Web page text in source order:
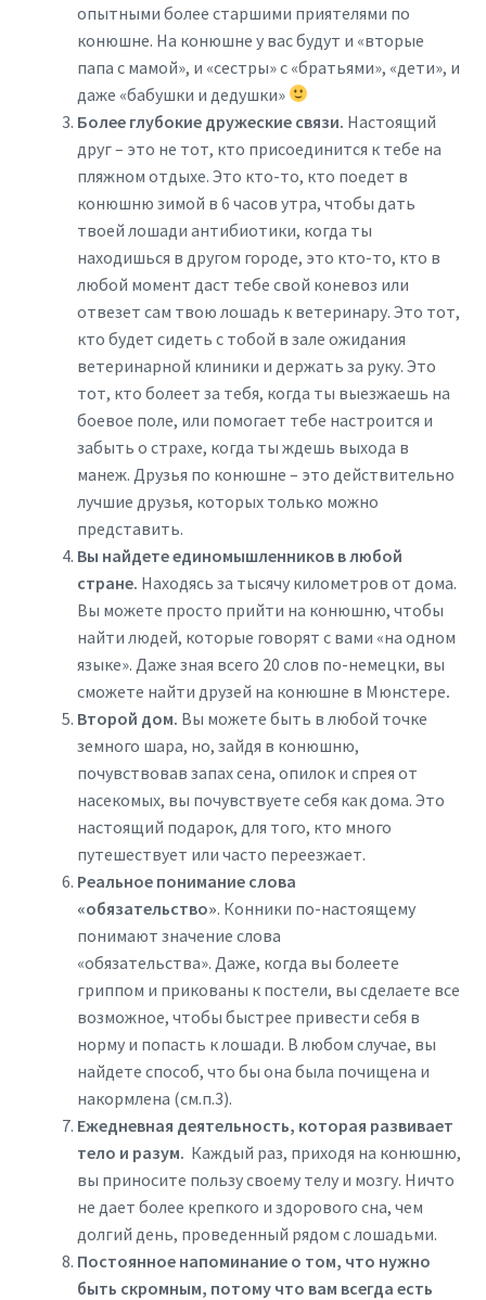
опытными более старшими приятелями по
конюшне. На конюшне у вас будут и «вторые
папа с мамой», и «сестры» с «братьями», «дети», и
даже «бабушки и дедушки»
Более глубокие дружеские связи. Настоящий
друг – это не тот, кто присоединится к тебе на
пляжном отдыхе. Это кто-то, кто поедет в
конюшню зимой в 6 часов утра, чтобы дать
твоей лошади антибиотики, когда ты
находишься в другом городе, это кто-то, кто в
любой момент даст тебе свой коневоз или
отвезет сам твою лошадь к ветеринару. Это тот,
кто будет сидеть с тобой в зале ожидания
ветеринарной клиники и держать за руку. Это
тот, кто болеет за тебя, когда ты выезжаешь на
боевое поле, или помогает тебе настроится и
забыть о страхе, когда ты ждешь выхода в
манеж. Друзья по конюшне – это действительно
лучшие друзья, которых только можно
представить.
Вы найдете единомышленников в любой
стране. Находясь за тысячу километров от дома.
Вы можете просто прийти на конюшню, чтобы
найти людей, которые говорят с вами «на одном
языке». Даже зная всего 20 слов по-немецки, вы
сможете найти друзей на конюшне в Мюнстере.
Второй дом. Вы можете быть в любой точке
земного шара, но, зайдя в конюшню,
почувствовав запах сена, опилок и спрея от
насекомых, вы почувствуете себя как дома. Это
настоящий подарок, для того, кто много
путешествует или часто переезжает.
Реальное понимание слова
«обязательство». Конники по-настоящему
понимают значение слова
«обязательства». Даже, когда вы болеете
гриппом и прикованы к постели, вы сделаете все
возможное, чтобы быстрее привести себя в
норму и попасть к лошади. В любом случае, вы
найдете способ, что бы она была почищена и
накормлена (см.п.3).
Ежедневная деятельность, которая развивает
тело и разум. Каждый раз, приходя на конюшню,
вы приносите пользу своему телу и мозгу. Ничто
не дает более крепкого и здорового сна, чем
долгий день, проведенный рядом с лошадьми.
Постоянное напоминание о том, что нужно
быть скромным, потому что вам всегда есть